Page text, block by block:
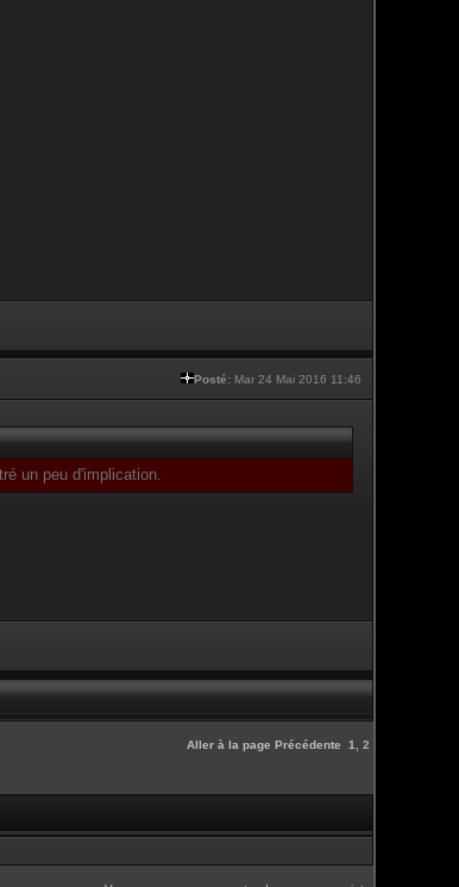
Posté: Mar 24 Mai 2016 11:46
un peu d'implication.
Aller à la page Précédente 1 2